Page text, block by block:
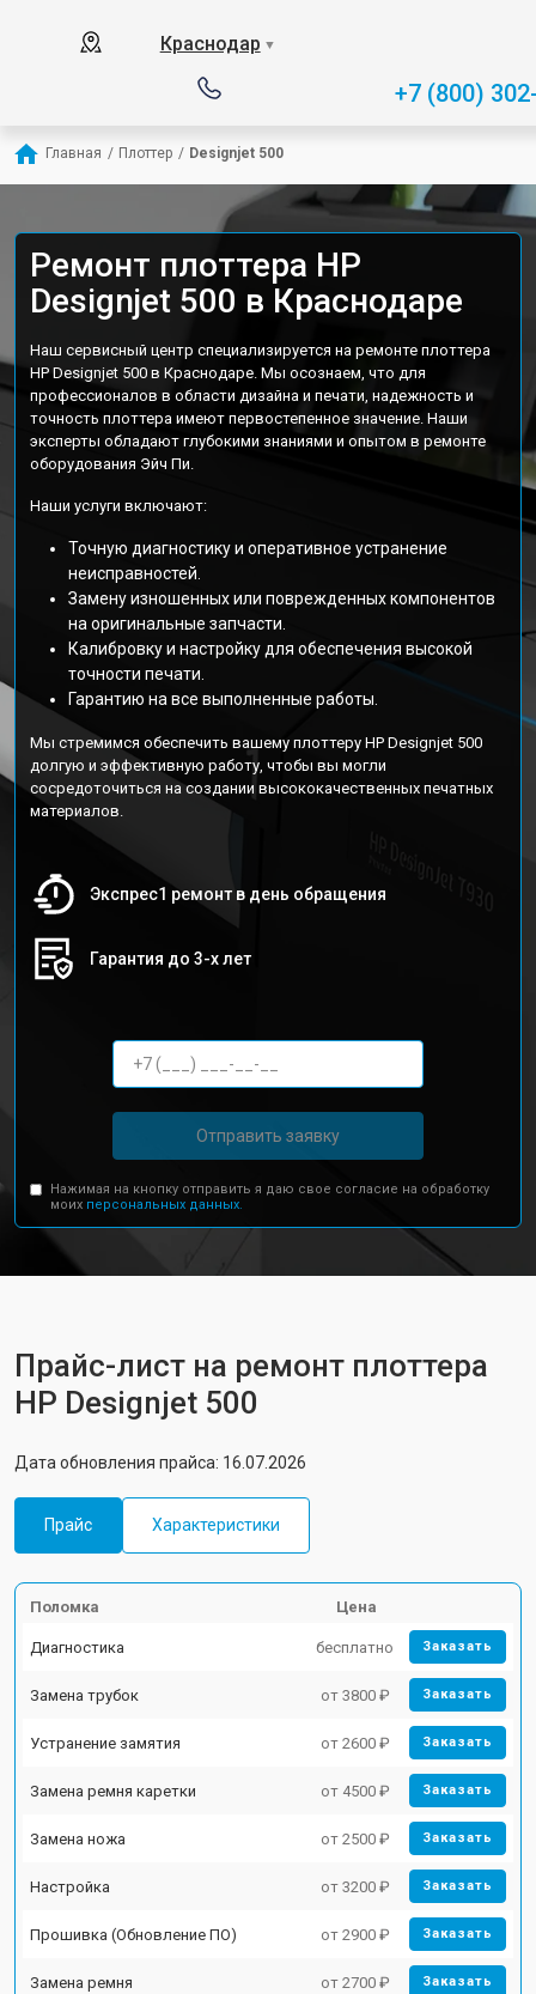
Краснодар ▼
+7 (800)
Главная / Плоттер / Designjet 500
Ремонт плоттера HP
Designjet 500 в Краснодаре
Наш сервисный центр специализируется на ремонте плоттера
HP Designjet 500 в Краснодаре. Мы осознаем, что для
профессионалов в области дизайна и печати, надежность и
точность плоттера имеют первостепенное значение. Наши
эксперты обладают глубокими знаниями и опытом в ремонте
оборудования Эйч Пи.
Наши услуги включают:
Точную диагностику и оперативное устранение
неисправностей.
Замену изношенных или поврежденных компонентов
на оригинальные запчасти.
Калибровку и настройку для обеспечения высокой
точности печати.
Гарантию на все выполненные работы.
Мы стремимся обеспечить вашему плоттеру HP Designjet 500
долгую и эффективную работу, чтобы вы могли
сосредоточиться на создании высококачественных печатных
материалов.
Экспрес1 ремонт в день обращения
Гарантия до 3-х лет
Отправить заявку
Нажимая на кнопку отправить я даю свое согласие на обработку
моих персональных данных.
Прайс-лист на ремонт плоттера
HP Designjet 500
Дата обновления прайса: 16.07.2026
Прайс Характеристики
Поломка Цена
Диагностика бесплатно Заказать
Замена трубок от 3800 ₽ Заказать
Устранение замятия от 2600 ₽ Заказать
Замена ремня каретки от 4500 ₽ Заказать
Замена ножа от 2500 ₽ Заказать
Настройка от 3200 ₽ Заказать
Прошивка (Обновление ПО) от 2900 ₽ Заказать
Замена ремня от 2700 ₽ Заказать